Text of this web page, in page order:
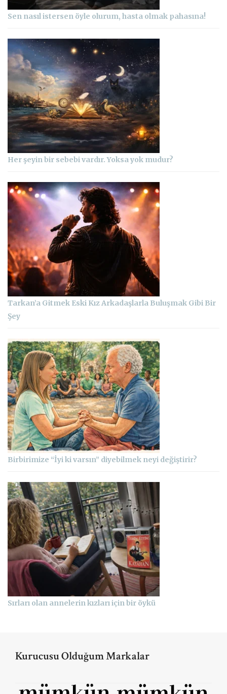
Sen nasıl istersen öyle olurum, hasta olmak pahasına!
Her şeyin bir sebebi vardır. Yoksa yok mudur?
Tarkan’a Gitmek Eski Kız Arkadaşlarla Buluşmak Gibi Bir
Şey
Birbirimize “İyi ki varsın” diyebilmek neyi değiştirir?
Sırları olan annelerin kızları için bir öykü
Kurucusu Olduğum Markalar